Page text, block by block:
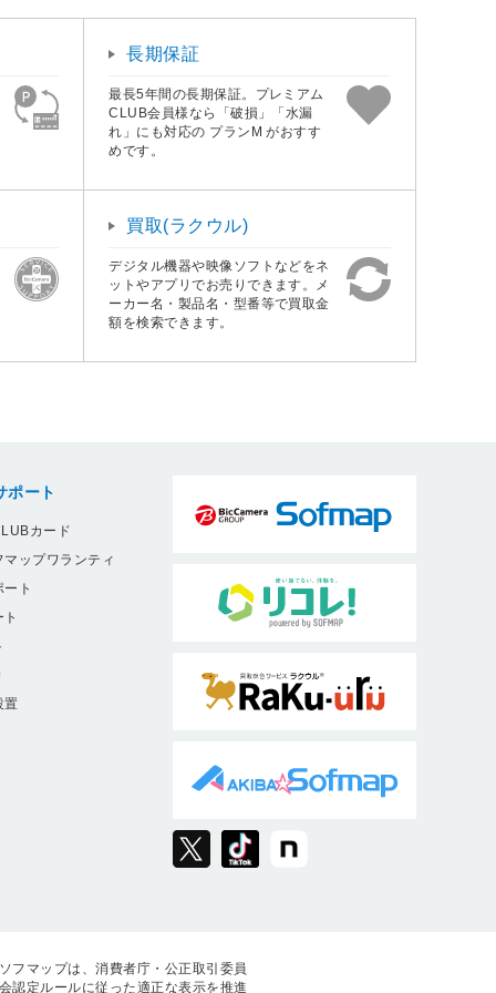
長期保証
最長5年間の長期保証。プレミアム
CLUB会員様なら「破損」「水漏
れ」にも対応の プランM がおすす
めです。
買取(ラクウル)
デジタル機器や映像ソフトなどをネ
ットやアプリでお売りできます。メ
ーカー名・製品名・型番等で買取金
額を検索できます。
ポート
カード
ップワランティ
ト
置
ソフマップは、消費者庁・公正取引委員
会認定ルールに従った適正な表示を推進